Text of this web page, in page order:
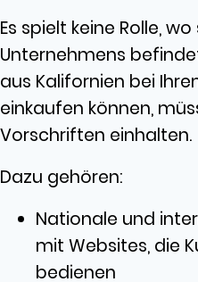
Es spielt keine Rolle,
Unternehmens
aus Kalifornien bei
einkaufen können,
Vorschriften einhalten.
Dazu gehören:
Nationale und
mit Websites, die
bedienen